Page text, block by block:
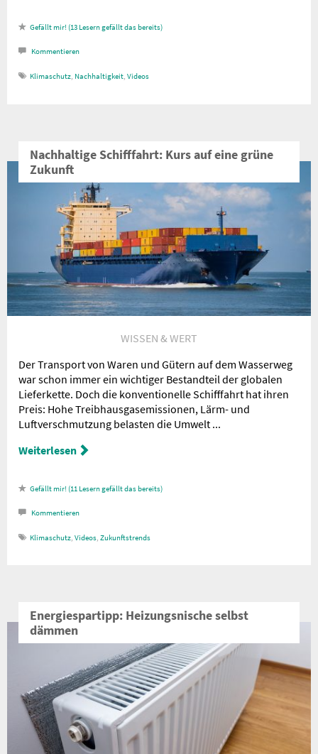
13 Lesern gefällt das
Kommentieren
Klimaschutz, Nachhaltigkeit, Videos
Nachhaltige Schifffahrt: Kurs auf eine grüne
Zukunft
WISSEN & WERT
Der Transport von Waren und Gütern auf dem Wasserweg
war schon immer ein wichtiger Bestandteil der globalen
Lieferkette. Doch die konventionelle Schifffahrt hat ihren
Preis: Hohe Treibhausgasemissionen, Lärm- und
Luftverschmutzung belasten die Umwelt ...
Weiterlesen
11 Lesern gefällt das
Kommentieren
Klimaschutz, Videos, Zukunftstrends
Energiespartipp: Heizungsnische selbst
dämmen